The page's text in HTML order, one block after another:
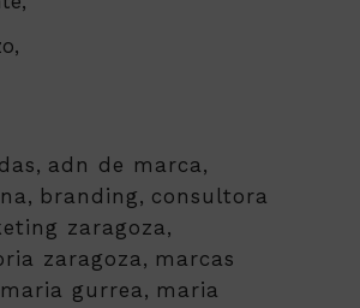
, adn de marca,
, branding, consultora
zaragoza,
zaragoza, marcas
maria gurrea, maria